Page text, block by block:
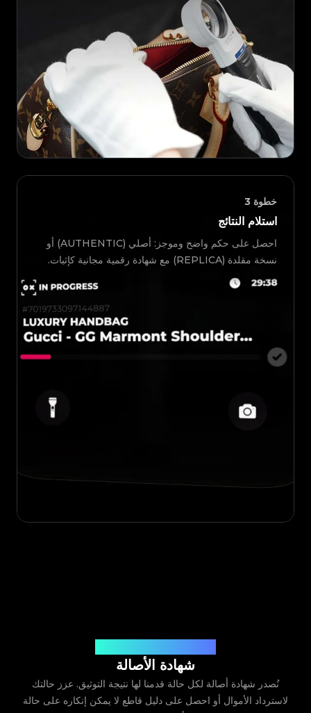
خطوة 3
استلام النتائج
احصل على حكم واضح وموجز: أصلي (AUTHENTIC) أو
نسخة مقلدة (REPLICA) مع شهادة رقمية مجانية كإثبات.
شهادة الأصالة
نُصدر شهادة أصالة لكل حالة قدمنا لها نتيجة التوثيق. عزز حالتك
لاسترداد الأموال أو احصل على دليل قاطع لا يمكن إنكاره على حالة